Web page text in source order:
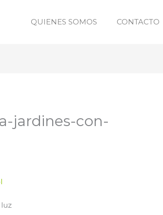
QUIENES SOMOS CONTACTO
jardines-con-